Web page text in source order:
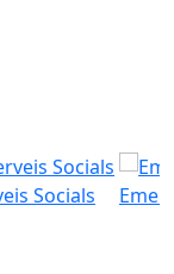
Socials